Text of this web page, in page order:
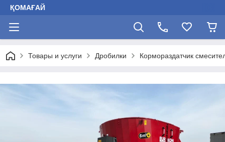
ҚОМАҒАЙ
Товары и услуги Дробилки Кормораздатчик